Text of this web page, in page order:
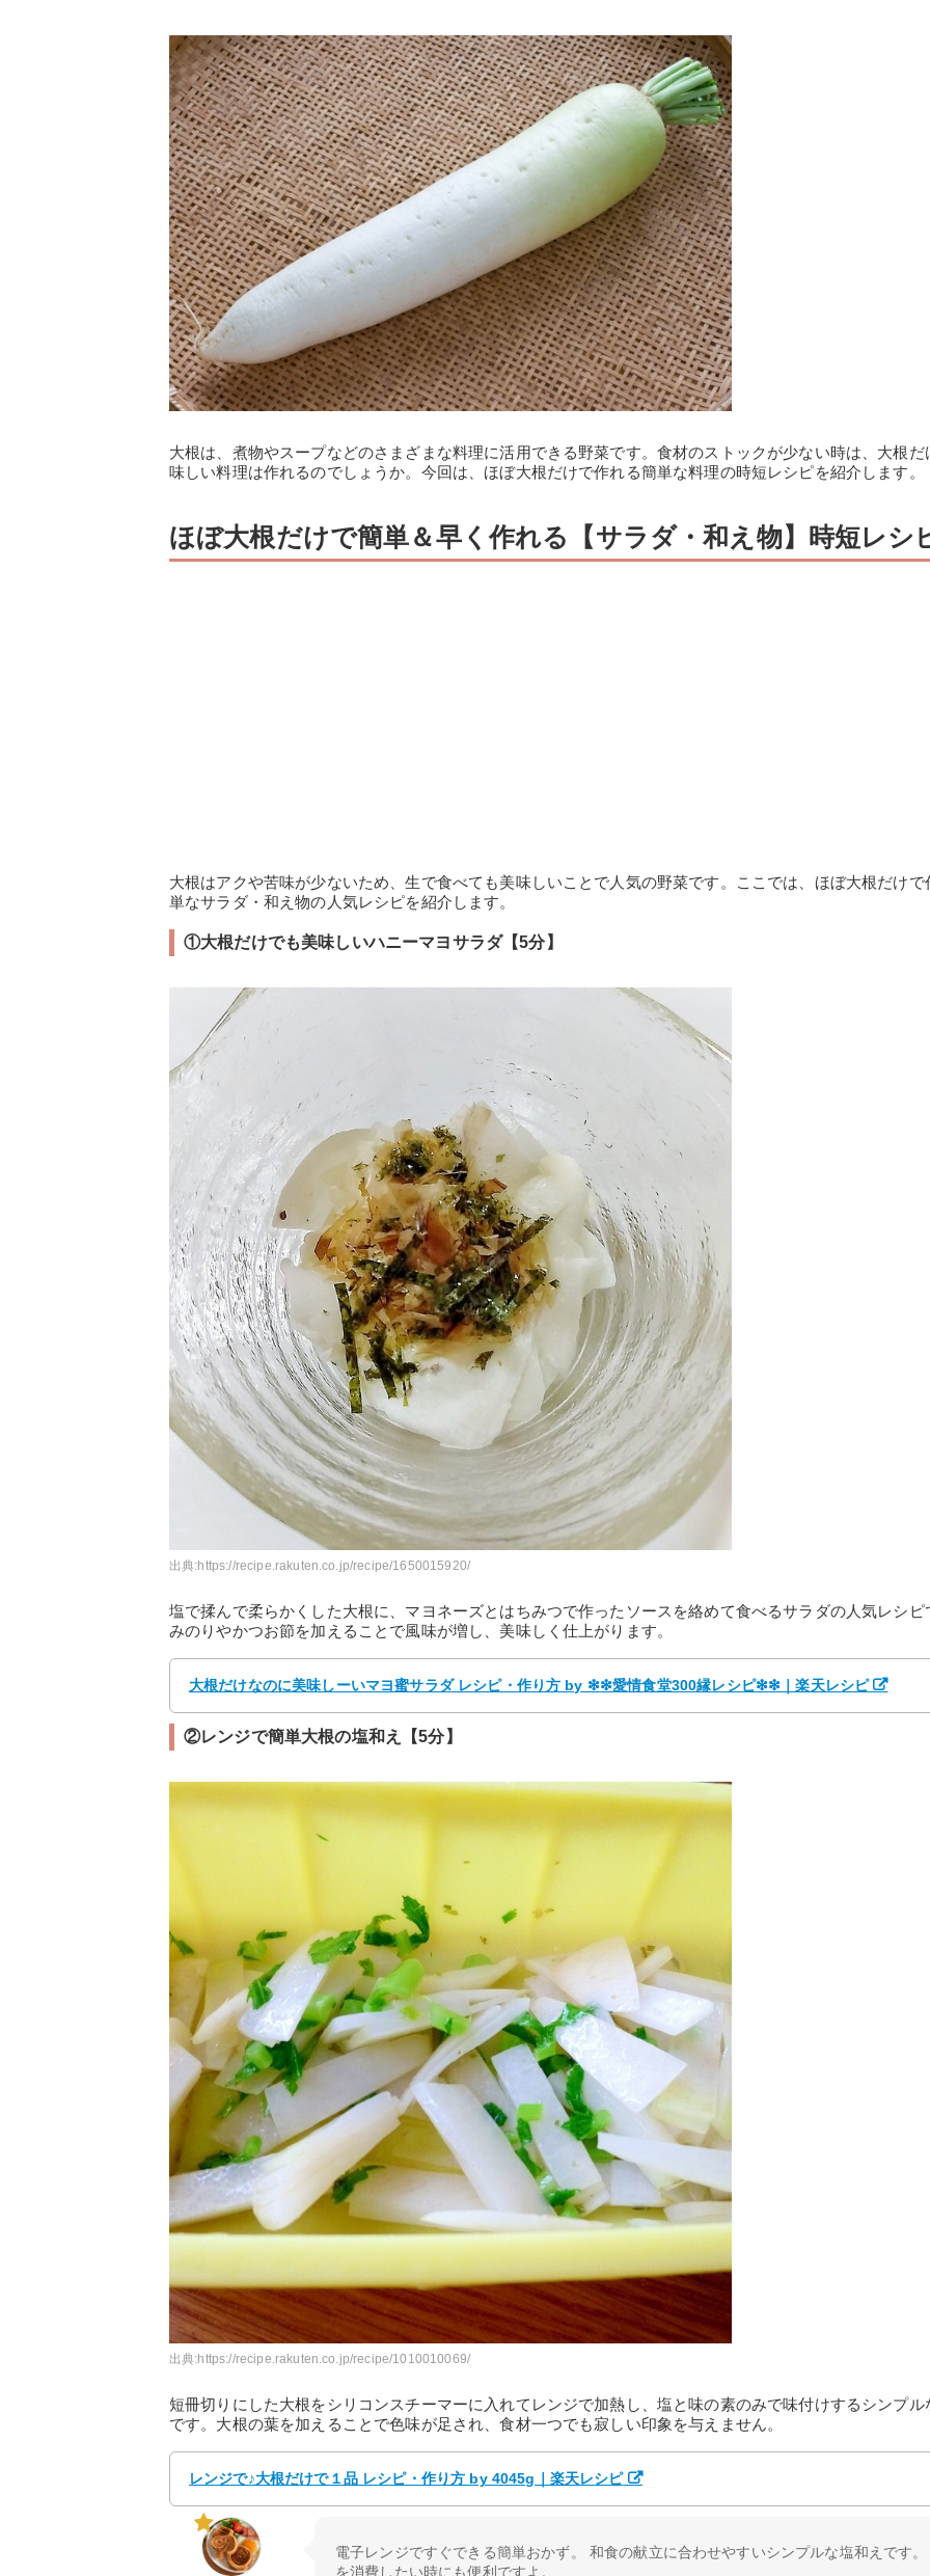
大根は、煮物やスープなどのさまざまな料理に活用できる野菜です。食材のストックが少ない時は、大根だ
味しい料理は作れるのでしょうか。今回は、ほぼ大根だけで作れる簡単な料理の時短レシピを紹介します。
ほぼ大根だけで簡単＆早く作れる【サラダ・和え物】時短レシ
大根はアクや苦味が少ないため、生で食べても美味しいことで人気の野菜です。ここでは、ほぼ大根だけで
単なサラダ・和え物の人気レシピを紹介します。
①大根だけでも美味しいハニーマヨサラダ【5分】
出典:https://recipe.rakuten.co.jp/recipe/1650015920/
塩で揉んで柔らかくした大根に、マヨネーズとはちみつで作ったソースを絡めて食べるサラダの人気レシピ
みのりやかつお節を加えることで風味が増し、美味しく仕上がります。
大根だけなのに美味しーいマヨ蜜サラダ レシピ・作り方 by ❇❇愛情食堂300縁レシピ❇❇｜楽天レシピ
②レンジで簡単大根の塩和え【5分】
出典:https://recipe.rakuten.co.jp/recipe/1010010069/
短冊切りにした大根をシリコンスチーマーに入れてレンジで加熱し、塩と味の素のみで味付けするシンプル
です。大根の葉を加えることで色味が足され、食材一つでも寂しい印象を与えません。
レンジで♪大根だけで１品 レシピ・作り方 by 4045g｜楽天レシピ
電子レンジですぐできる簡単おかず。 和食の献立に合わせやすいシンプルな塩和えです
を消費したい時にも便利ですよ。